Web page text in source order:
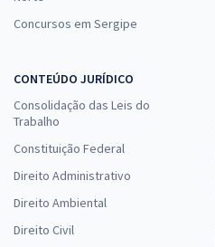
Concursos em Sergipe
CONTEÚDO JURÍDICO
Consolidação das Leis do
Trabalho
Constituição Federal
Direito Administrativo
Direito Ambiental
Direito Civil